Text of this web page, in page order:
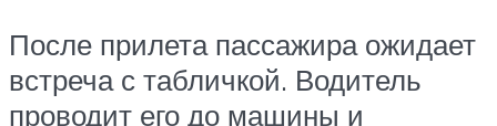
После прилета пассажира ожидает
встреча с табличкой. Водитель
проводит его до машины и